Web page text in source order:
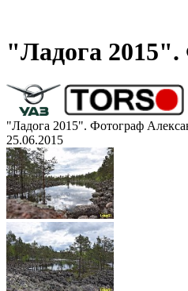
"Ладога 2015".
"Ладога 2015". Фотограф
25.06.2015